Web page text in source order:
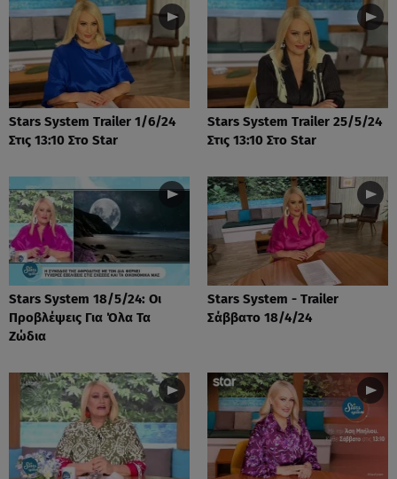
Stars System Trailer 1/6/24
Στις 13:10 Στο Star
Stars System Trailer 25/5/24
Στις 13:10 Στο Star
Stars System 18/5/24: Οι
Προβλέψεις Για Όλα Τα
Ζώδια
Stars System - Trailer
Σάββατο 18/4/24